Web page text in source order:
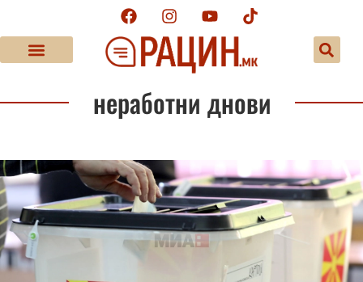
неработни днови